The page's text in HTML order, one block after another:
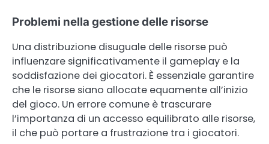
Problemi nella gestione delle risorse
Una distribuzione disuguale delle risorse può
influenzare significativamente il gameplay e la
soddisfazione dei giocatori. È essenziale garantire
che le risorse siano allocate equamente all’inizio
del gioco. Un errore comune è trascurare
l’importanza di un accesso equilibrato alle risorse,
il che può portare a frustrazione tra i giocatori.